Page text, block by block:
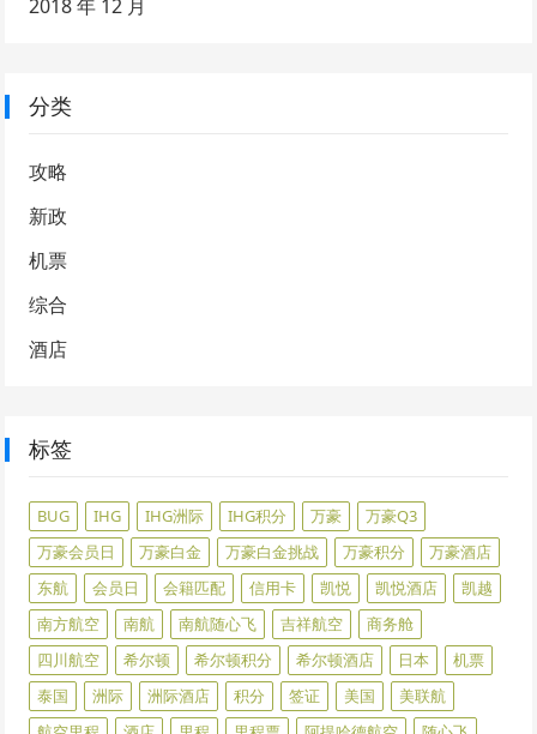
2018 年 12 月
分类
攻略
新政
机票
综合
酒店
标签
BUG IHG IHG洲际 IHG积分 万豪
万豪Q3
万豪会员日
万豪白金 万豪白金挑战 万豪积分
万豪酒店
东航
会员日 会籍匹配 信用卡 凯悦 凯悦酒店
凯越
南方航空
南航 南航随心飞 吉祥航空
商务舱
四川航空
希尔顿 希尔顿积分 希尔顿酒店 日本
机票
泰国
洲际 洲际酒店 积分 签证 美国
美联航